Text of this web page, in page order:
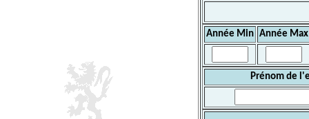
Année Min Année Max
Prénom de